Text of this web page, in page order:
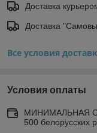
Доставка
Доставка
Все условия
Условия оплаты
МИНИМАЛЬНАЯ
500 белорусских